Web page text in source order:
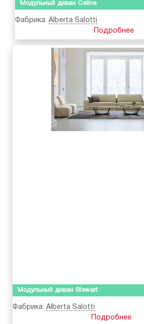
Модульный диван Celine
Фабрика: Alberta Salotti
Подробнее
Модульный диван Stewart
Фабрика: Alberta Salotti
Подробнее